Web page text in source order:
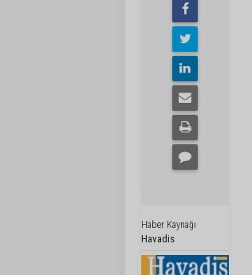
Haber Kaynağı
Havadis